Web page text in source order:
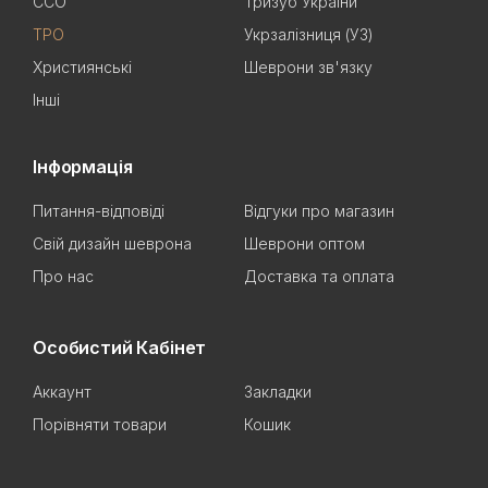
ТРО
Укрзалізниця (УЗ)
Християнські
Шеврони зв'язку
Інші
Інформація
Питання-відповіді
Відгуки про магазин
Свій дизайн шеврона
Шеврони оптом
Про нас
Доставка та оплата
Особистий Кабінет
Аккаунт
Закладки
Порівняти товари
Кошик